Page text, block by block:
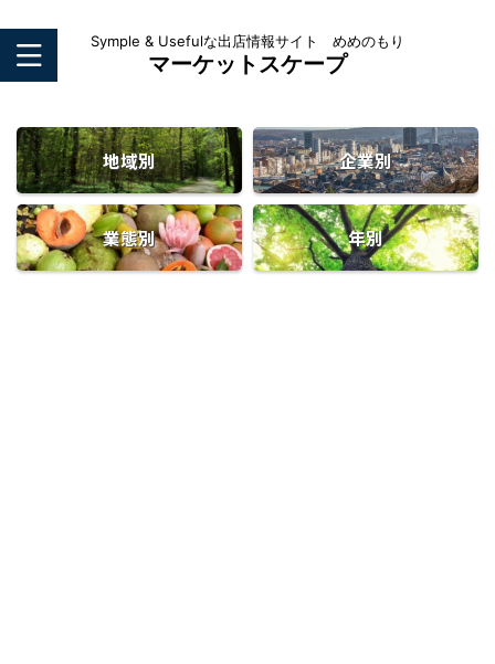
Symple & Usefulな出店情報サイト めめのもり
マーケットスケープ
地域別 企業別
業態別 年別